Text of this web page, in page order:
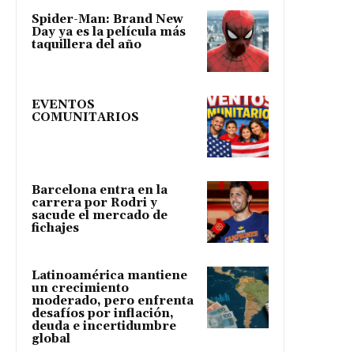
Spider-Man: Brand New
Day ya es la película más
taquillera del año
EVENTOS
COMUNITARIOS
Barcelona entra en la
carrera por Rodri y
sacude el mercado de
fichajes
Latinoamérica mantiene
un crecimiento
moderado, pero enfrenta
desafíos por inflación,
deuda e incertidumbre
global